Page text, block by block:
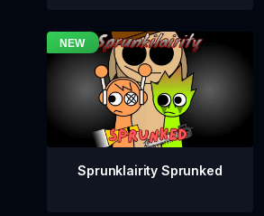
Sprunklairity Sprunked